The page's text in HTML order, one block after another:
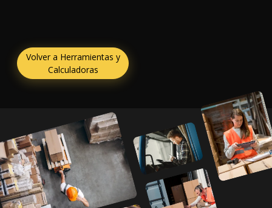
Volver a Herramientas y
Calculadoras